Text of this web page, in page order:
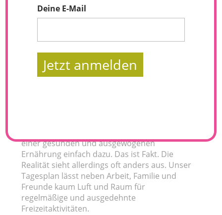
einer gesunden und ausgewogenen
Ernährung einfach dazu. Das ist Fakt. Die
Realität sieht allerdings oft anders aus. Unser
Tagesplan lässt neben Arbeit, Familie und
Freunde kaum Luft und Raum für
regelmäßige und ausgedehnte
Freizeitaktivitäten.
Deine E-Mail
Jetzt anmelden